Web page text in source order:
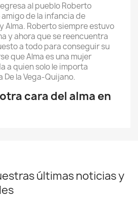
al pueblo Roberto
de la infancia de
Alma. Roberto siempre estuvo
y ahora que se reencuentra
a todo para conseguir su
que Alma es una mujer
a quien solo le importa
la Vega-Quijano.
cara del alma en
últimas noticias y